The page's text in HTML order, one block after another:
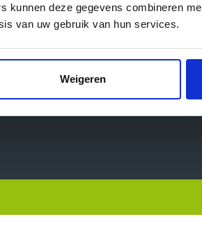
kunnen deze gegevens combineren
van uw gebruik van hun services.
Weigeren
Links
Routes
Reserveren
Cadeaubon